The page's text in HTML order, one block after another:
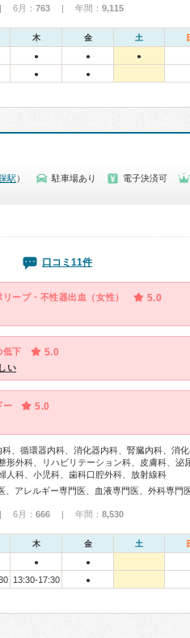
月： 763 | 年間： 9,115
木 金 土
● ● ●
● ●
駅 ） 駐車場あり
電子決済可
口コミ11件
ープ・不性器出血（女性） 5.0
低下 5.0
い
ー 5.0
科、循環器内科、消化器内科、腎臓内科、消
形外科、リハビリテーション科、皮膚科、泌
人科、小児科、歯科口腔外科、放射線科
月： 666 | 年間： 8,530
木 金 土
● ●
13:30-17:30 ●